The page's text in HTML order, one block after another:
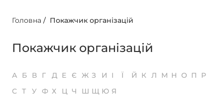
Головна / Покажчик організацій
Покажчик організацій
А Б В Г Д Е Є Ж З И І Ї Й К Л М Н О П
Р
С Т У Ф Х Ц Ч Ш Щ Ю Я